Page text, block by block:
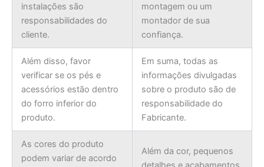
instalações são
responsabilidades do
cliente.
montagem ou um
montador de sua
confiança.
Além disso, favor
verificar se os pés e
acessórios estão dentro
do forro inferior do
produto.
Em suma, todas as
informações divulgadas
sobre o produto são de
responsabilidade do
Fabricante.
As cores do produto
podem variar de acordo
Além da cor, pequenos